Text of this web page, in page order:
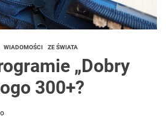
WIADOMOŚCI ZE ŚWIATA
„Dobry
300+?